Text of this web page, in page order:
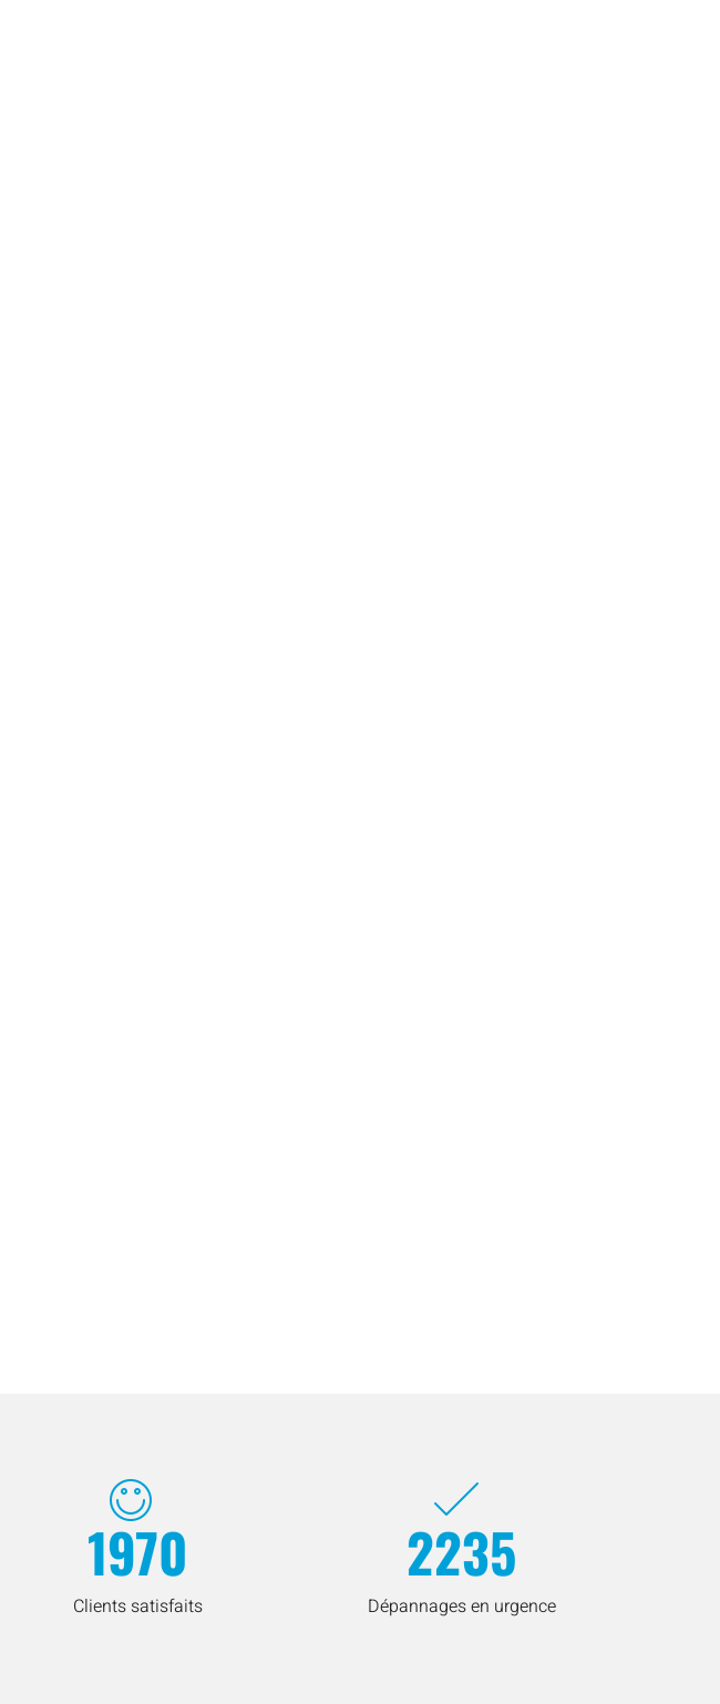
1970
Clients satisfaits
2235
Dépannages en urgence